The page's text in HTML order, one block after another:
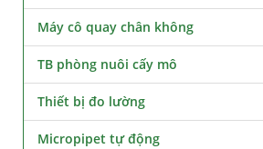
Máy cô quay chân không
TB phòng nuôi cấy mô
Thiết bị đo lường
Micropipet tự động